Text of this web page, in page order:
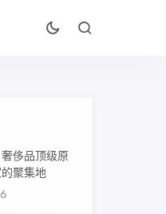
侈品顶级原
聚集地